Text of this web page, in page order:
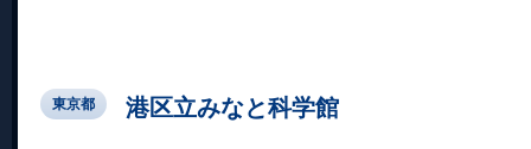
東京都 港区立みなと科学館